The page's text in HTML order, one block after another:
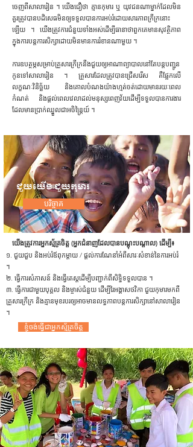
ចេញពីសាលារៀន ។ យើងជឿថា គ្មានកុមារ ឬ យុវជនណាម្នាក់ដែលមិន
គួរត្រូវបានបដិសេធមិនឲ្យទទួលបានការអប់រំដោយសារភាពក្រីក្រនោះ
ឡើយ ។ យើងត្រូវការជំនួយទាំងអស់ដើម្បីធានាថាពួកគេមានសុវត្ថិភាព
ក្នុងការបន្តការសិក្សាដោយមិនមានការរំខានណាមួយ ។
ការឧបត្ថម្ភសម្រាប់គ្រួសារក្រីក្រនឹងជួយឲ្យអាណាព្យាបាលនៅតែបន្តបញ្ជូន
កូនទៅសាលារៀន ។ គ្រួសារដែលត្រូវបានជ្រើសរើស គឺផ្អែកលើ
លក្ខណៈវិនិច្ឆ័យ និងគោលបំណងយ៉ាងហ្មត់ចត់ដោយមានរយៈពេល
កំណត់ និងផ្តល់ពេលវេលាដល់មនុស្សពេញវ័យដើម្បីទទួលបានការងារ
ដែលមានប្រាក់ឈ្នួលជាអចិន្ត្រៃយ៍ ។
ជួយយើង ជួយកុមារ
បរិច្ចាគ
១. ជួយជួប និងអប់រំឪពុកម្តាយ / ផ្តល់ការណែនាំអំពីសារៈសំខាន់នៃការអប់រំ
។
២. ធ្វើការសំភាសន៍ និងធ្វើតេស្តដើម្បីបញ្ជាក់ពីសិទ្ធិទទួលបាន ។
៣. ធ្វើការជាមួយបុគ្គល និងម្ចាស់ជំនួយ ដើម្បីរៃអង្គាសថវិកា ជួយកុមារមកពី
គ្រួសារក្រីក្រ និងគ្មានមុខរបរឲ្យអាចមានលទ្ធភាពបន្តការសិក្សានៅសាលារៀន
។
យើង​ត្រូវ​ការ​អ្នក​ស្ម័គ្រ​ចិត្ត (អ្នក​ជំនាញ​ដែល​បាន​បណ្តុះ​បណ្តាល) ដើម្បី៖
ខ្ញុំ​ចង់​ធ្វើជាអ្នកស្ម័គ្រចិត្ត